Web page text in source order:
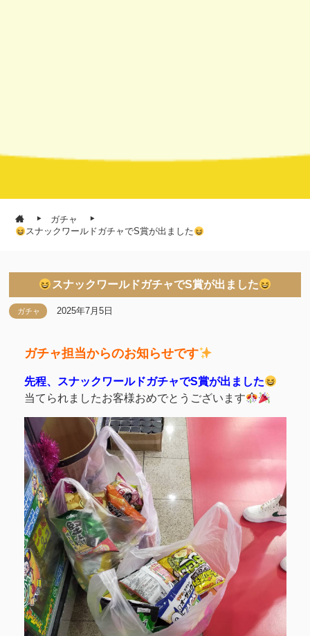
ガチャ
スナックワールドガチャでS賞が出ました
スナックワールドガチャでS賞が出ました
ガチャ 2025年7月5日
ガチャ担当からのお知らせです
先程、スナックワールドガチャでS賞が出ました
当てられましたお客様おめでとうございます